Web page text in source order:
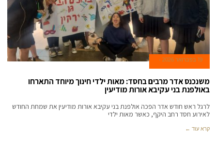
19 בפברואר 2026
משנכנס אדר מרבים בחסד: מאות ילדי חינוך מיוחד התארחו
באולפנת בני עקיבא אורות מודיעין
לרגל ראש חודש אדר הפכה אולפנת בני עקיבא אורות מודיעין את שמחת החודש
לאירוע חסד רחב היקף, כאשר מאות ילדי
קרא עוד ←